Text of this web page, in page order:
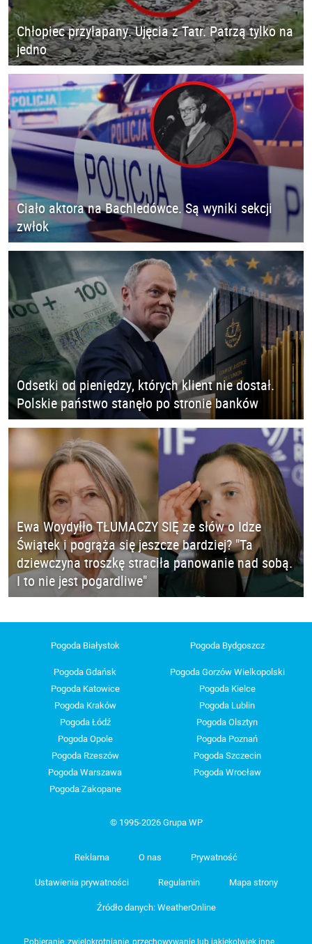
Chłopiec przyłapany. Ujęcia z Tatr. Patrzą tylko na
jedno
Ciało aktora na Bachledówce. Są wyniki sekcji
zwłok
Odsetki od pieniędzy, których klient nie dostał.
Polskie państwo stanęło po stronie banków
Ewa Woydyłło TŁUMACZY SIĘ ze słów o Idze
Świątek i pogrąża się jeszcze bardziej? "Ta
dziewczyna troszkę straciła panowanie nad sobą.
I to nie jest pogardliwe"
Pogoda Białystok Pogoda Bydgoszcz
Pogoda Gdańsk
Pogoda Gorzów Wielkopolski
Pogoda Katowice
Pogoda Kielce
Pogoda Kraków
Pogoda Lublin
Pogoda Łódź
Pogoda Olsztyn
Pogoda Opole
Pogoda Poznań
Pogoda Rzeszów
Pogoda Szczecin
Pogoda Warszawa
Pogoda Wrocław
Pogoda Zakopane
© 1995-2026 Grupa WP
Reklama O nas Prywatność
Ustawienia prywatności Regulamin Mapa strony
Źródło danych: WeatherOnline
Pobieranie, zwielokrotnianie, przechowywanie lub jakiekolwiek inne